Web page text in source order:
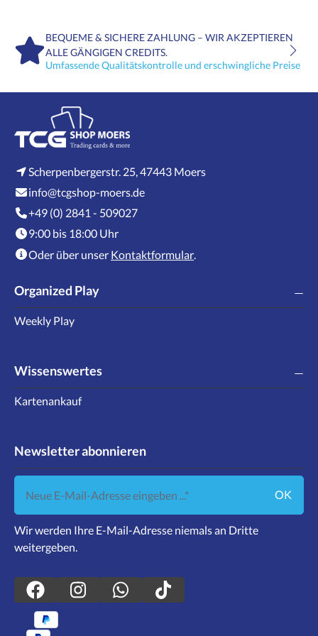
BEQUEME & SICHERE ZAHLUNG – WIR AKZEPTIEREN
ALLE GÄNGIGEN CREDITS.
Umfassende Qualitätskontrolle und erschwingliche Preise
Scherpenbergerstr. 25, 47443 Moers
info@tcgshop-moers.de
+49 (0) 2841 - 509027
9:00 bis 18:00 Uhr
Oder über unser Kontaktformular
Organized Play
Weekly Play
Wissenswertes
Kartenankauf
Newsletter abonnieren
Neue E-Mail-Adresse eingeben ...
OK
Wir werden Ihre E-Mail-Adresse niemals an Dritte
weitergeben.